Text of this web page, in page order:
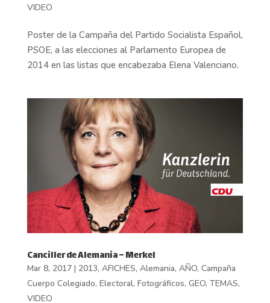
VIDEO
Poster de la Campaña del Partido Socialista Español,
PSOE, a las elecciones al Parlamento Europea de
2014 en las listas que encabezaba Elena Valenciano.
Canciller de Alemania – Merkel
Mar 8, 2017| 2013, AFICHES, Alemania, AÑO, Campaña
Cuerpo Colegiado, Electoral, Fotográficos, GEO, TEMAS,
VIDEO